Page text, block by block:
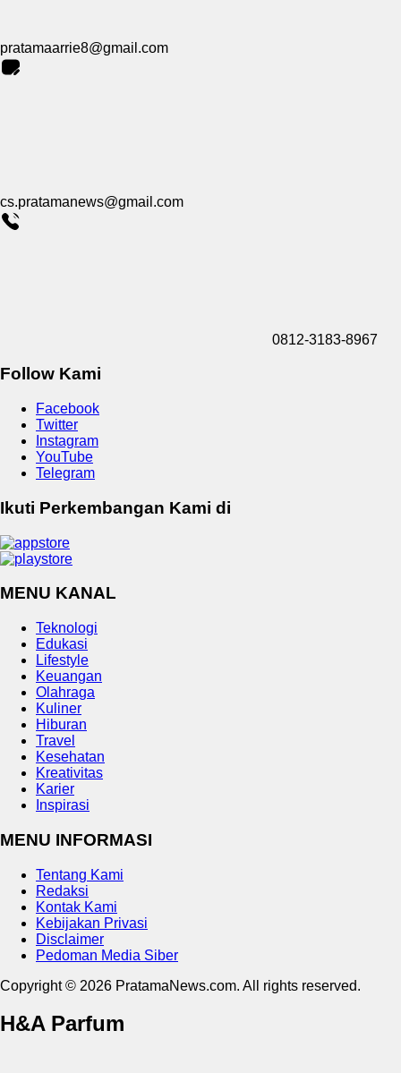
pratamaarrie8@gmail.com
cs.pratamanews@gmail.com
0812-3183-8967
Follow Kami
Facebook
Twitter
Instagram
YouTube
Telegram
Ikuti Perkembangan Kami di
MENU KANAL
Teknologi
Edukasi
Lifestyle
Keuangan
Olahraga
Kuliner
Hiburan
Travel
Kesehatan
Kreativitas
Karier
Inspirasi
MENU INFORMASI
Tentang Kami
Redaksi
Kontak Kami
Kebijakan Privasi
Disclaimer
Pedoman Media Siber
Copyright © 2026 PratamaNews.com. All rights reserved.
H&A Parfum